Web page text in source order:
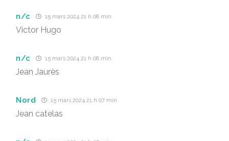
n/c 15 mars 2024 21 h 08 min
Victor Hugo
n/c 15 mars 2024 21 h 08 min
Jean Jaurès
Nord 15 mars 2024 21 h 07 min
Jean catelas